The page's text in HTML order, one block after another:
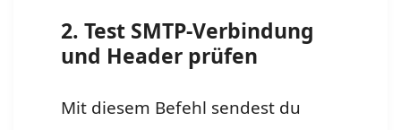
2. Test SMTP-Verbindung
und Header prüfen
Mit diesem Befehl sendest du